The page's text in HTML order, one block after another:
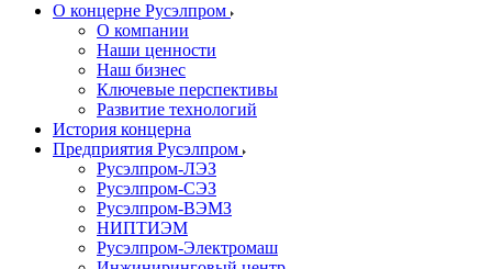
О концерне Русэлпром
О компании
Наши ценности
Наш бизнес
Ключевые перспективы
Развитие технологий
История концерна
Предприятия Русэлпром
Русэлпром-ЛЭЗ
Русэлпром-СЭЗ
Русэлпром-ВЭМЗ
НИПТИЭМ
Русэлпром-Электромаш